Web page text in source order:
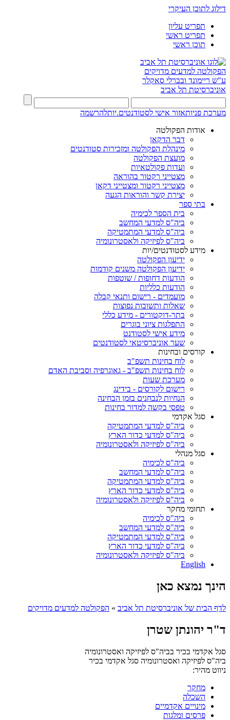
דילוג לתוכן העיקרי
תפריט עליון
תפריט ראשי
תוכן ראשי
הפקולטה למדעים מדויקים
ע"ש ריימונד ובברלי סאקלר
אוניברסיטת תל אביב
מערכת פניותאזור אישי לסטודנטים.יותלהרשמה
אודות הפקולטה
דבר הדקאן
מינהלת הפקולטה ומזכירות סטודנטים
מועצת הפקולטה
ועדות פקולטאיות
מצטייני רקטור בהוראה
מצטייני רקטור ומצטייני דקאן
יצירת קשר והוראות הגעה
בתי ספר
בית הספר לכימיה
ביה"ס למדעי המחשב
ביה"ס למדעי המתמטיקה
ביה"ס לפיזיקה ולאסטרונומיה
מידע לסטודנטים/יות
ידיעון הפקולטה
ידיעון הפקולטה משנים קודמות
הודעות דחופות / שוטפות
הודעות כלליות
מועמדים - רישום ותנאי קבלה
שאלות ותשובות נפוצות
בתר-דוקטורים - מידע כללי
התפלגות ציוני בוגרים
מידע אישי לסטודנט
שער אוניברסיטאי לסטודנטים
קורסים ובחינות
לוח בחינות תשפ"ב
לוח בחינות תשפ"ב - גאוגרפיה וסביבת האדם
מערכת שעות
רישום לקורסים - בידינג
הנחיות לנבחנים בזמן הבחינה
טפסי בקשה למדור בחינות
סגל אקדמי
ביה"ס למדעי המתמטיקה
ביה"ס למדעי כדור הארץ
ביה"ס לפיזיקה ולאסטרונומיה
סגל מנהלי
ביה"ס לכימיה
ביה"ס למדעי המחשב
ביה"ס למדעי המתמטיקה
ביה"ס למדעי כדור הארץ
ביה"ס לפיזיקה ולאסטרונומיה
תחומי מחקר
ביה"ס לכימיה
ביה"ס למדעי המחשב
ביה"ס למדעי המתמטיקה
ביה"ס למדעי כדור הארץ
ביה"ס לפיזיקה ולאסטרונומיה
English
הינך נמצא כאן
לדף הבית של אוניברסיטת תל אביב » הפקולטה למדעים מדויקים
ד"ר יהונתן שטרן
סגל אקדמי בכיר בביה"ס לפיזיקה ואסטרונומיה
ביה"ס לפיזיקה ואסטרונומיה סגל אקדמי בכיר
ניווט מהיר:
מחקר
השכלה
מינויים אקדמיים
פרסים ומלגות